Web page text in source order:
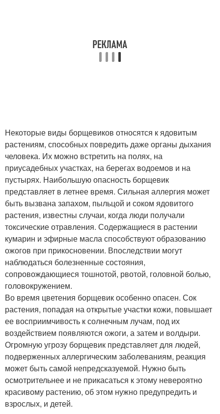
Некоторые виды борщевиков относятся к ядовитым
растениям, способных повредить даже органы дыхания
человека. Их можно встретить на полях, на
приусадебных участках, на берегах водоемов и на
пустырях. Наибольшую опасность борщевик
представляет в летнее время. Сильная аллергия может
быть вызвана запахом, пыльцой и соком ядовитого
растения, известны случаи, когда люди получали
токсические отравления. Содержащиеся в растении
кумарин и эфирные масла способствуют образованию
ожогов при прикосновении. Впоследствии могут
наблюдаться болезненные состояния,
сопровождающиеся тошнотой, рвотой, головной болью,
головокружением.
Во время цветения борщевик особенно опасен. Сок
растения, попадая на открытые участки кожи, повышает
ее восприимчивость к солнечным лучам, под их
воздействием появляются ожоги, а затем и волдыри.
Огромную угрозу борщевик представляет для людей,
подверженных аллергическим заболеваниям, реакция
может быть самой непредсказуемой. Нужно быть
осмотрительнее и не прикасаться к этому невероятно
красивому растению, об этом нужно предупредить и
взрослых, и детей.